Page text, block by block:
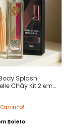
Splash
Cháy Kit 2 em 1
1 Perfumes
Carrinho!
Boleto